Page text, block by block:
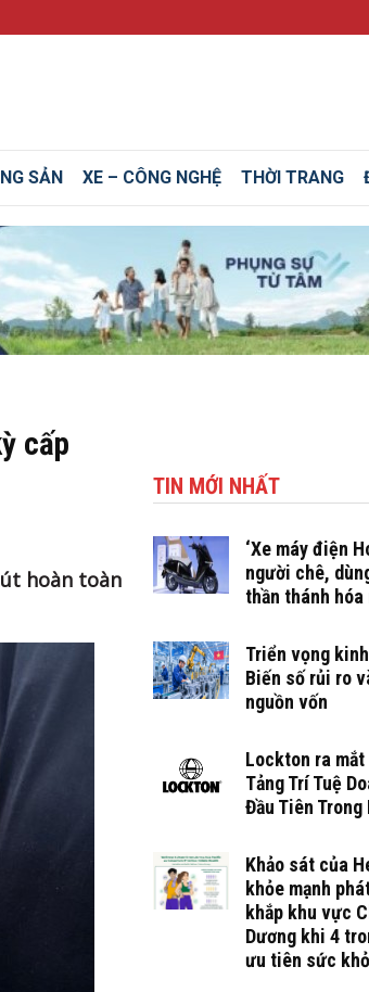
SẢN XE – CÔNG NGHỆ THỜI TRANG
cấp
hoàn toàn
TIN MỚI NHẤT
‘Xe máy điện
người chê,
thần thánh hóa
Triển vọng
Biến số rủi ro
nguồn vốn
Lockton ra mắt
Tảng Trí Tuệ
Đầu Tiên Trong
Khảo sát của
khỏe mạnh
khắp khu vực
Dương khi 4
ưu tiên sức